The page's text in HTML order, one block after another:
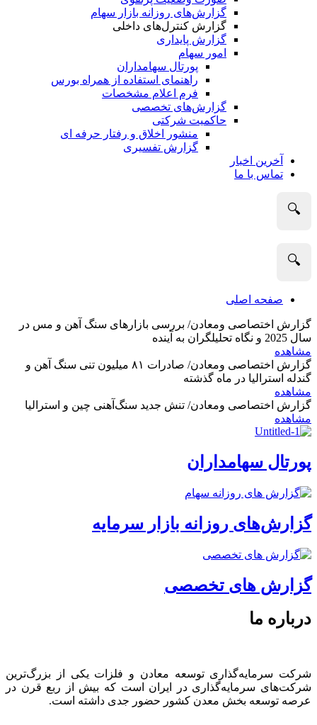
گزارش‌های روزانه بازار سهام
گزارش کنترل‌های داخلی
گزارش پایداری
امور سهام
پورتال سهامداران
راهنمای استفاده از همراه بورس
فرم اعلام مشخصات
گزارش‌های تخصصی
حاکمیت شرکتی
منشور اخلاق و رفتار حرفه­ ای
گزارش تفسیری
آخرین اخبار
تماس با ما
🔍
🔍
صفحه اصلی
گزارش اختصاصی ومعادن/ بررسی بازارهای سنگ آهن و مس در
سال 2025 و نگاه تحلیلگران به آینده
مشاهده
گزارش اختصاصی ومعادن/ صادرات ۸۱ میلیون تنی سنگ آهن و
گندله استرالیا در ماه گذشته
مشاهده
گزارش اختصاصی ومعادن/ تنش جدید سنگ‌آهنی چین و استرالیا
مشاهده
پورتال سهامداران
گزارش‌های روزانه بازار سرمایه
گزارش های تخصصی
درباره ما
شرکت سرمایه‌گذاری توسعه معادن و فلزات یکی از بزرگ‌ترین
شرکت‌های سرمایه‌گذاری در ایران است که بیش از ربع قرن در
عرصه توسعه بخش معدن کشور حضور جدی داشته است.